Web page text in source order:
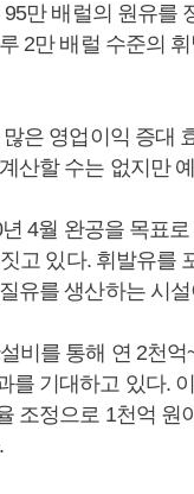
만 배럴의 원유를
2만 배럴 수준의
은 영업이익 증대
산할 수는 없지만
4월 완공을 목표
고 있다. 휘발유를
유를 생산하는 시
비를 통해 연 2천억
를 기대하고 있다.
조정으로 1천억 원